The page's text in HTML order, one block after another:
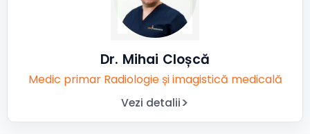
Dr. Mihai Cloșcă
Medic primar Radiologie și imagistică medicală
Vezi detalii